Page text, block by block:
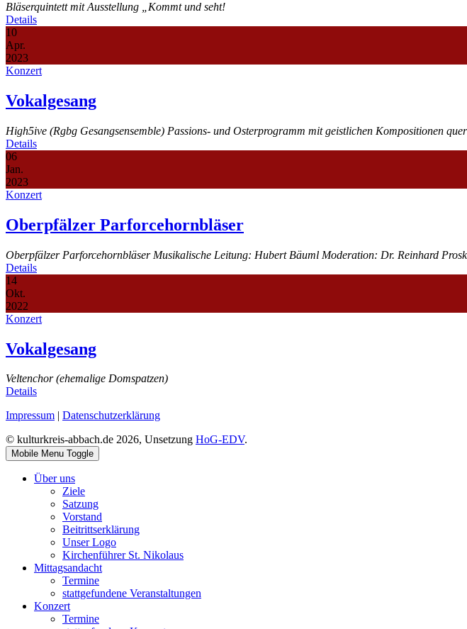
Bläserquintett mit Ausstellung „Kommt und seht!
Details
10
Apr.
2023
Konzert
Vokalgesang
High5ive (Rgbg Gesangsensemble) Passions- und Osterprogramm mit geistlichen Kompositionen
Details
06
Jan.
2023
Konzert
Oberpfälzer Parforcehornbläser
Oberpfälzer Parforcehornbläser Musikalische Leitung: Hubert Bäuml Moderation: Dr. Reinhard
Details
14
Okt.
2022
Konzert
Vokalgesang
Veltenchor (ehemalige Domspatzen)
Details
Impressum
Datenschutzerklärung
© kulturkreis-abbach.de 2026, Unsetzung HoG-EDV.
Mobile Menu Toggle
Über uns
Ziele
Satzung
Vorstand
Beitrittserklärung
Unser Logo
Kirchenführer St. Nikolaus
Mittagsandacht
Termine
stattgefundene Veranstaltungen
Konzert
Termine